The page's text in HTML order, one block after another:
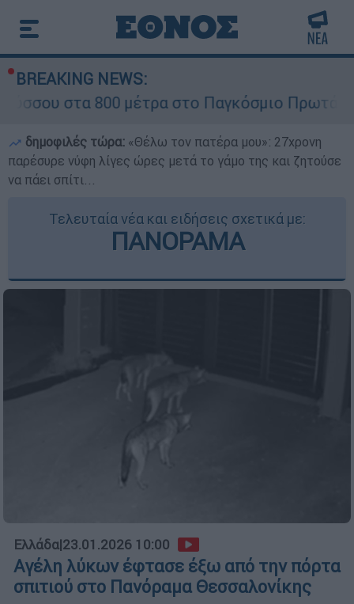
BREAKING NEWS:
800 μέτρα στο Παγκόσμιο Πρωτάθλημα
δημοφιλές τώρα: «Θέλω τον πατέρα μου»: 27χρονη
παρέσυρε νύφη λίγες ώρες μετά το γάμο της και ζητούσε
να πάει σπίτι...
Τελευταία νέα και ειδήσεις σχετικά με:
ΠΑΝΟΡΑΜΑ
Ελλάδα|23.01.2026 10:00
Αγέλη λύκων έφτασε έξω από την πόρτα
σπιτιού στο Πανόραμα Θεσσαλονίκης